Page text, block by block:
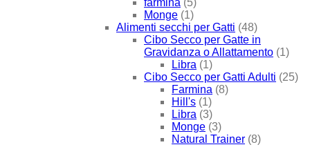
farmina (5)
Monge (1)
Alimenti secchi per Gatti (48)
Cibo Secco per Gatte in
Gravidanza o Allattamento (1)
Libra (1)
Cibo Secco per Gatti Adulti (25)
Farmina (8)
Hill's (1)
Libra (3)
Monge (3)
Natural Trainer (8)